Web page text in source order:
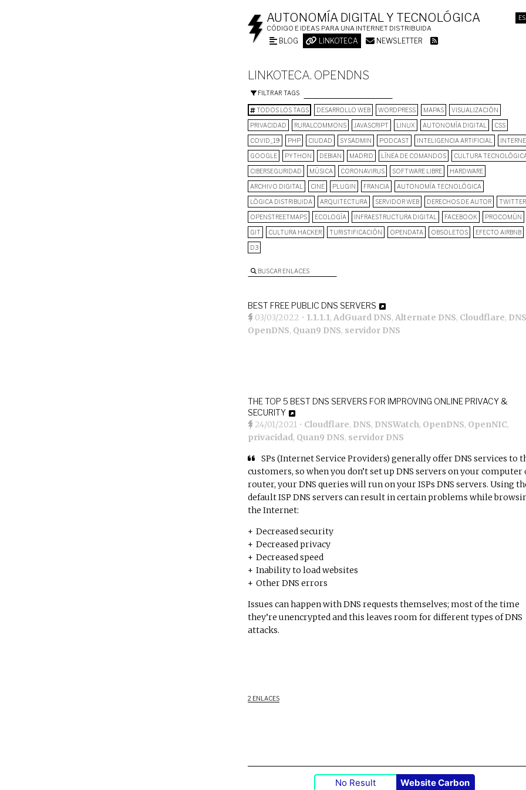
ES
AUTONOMÍA DIGITAL Y TECNOLÓGICA
CÓDIGO E IDEAS PARA UNA INTERNET DISTRIBUIDA
BLOG LINKOTECA NEWSLETTER
LINKOTECA. OPENDNS
FILTRAR TAGS
TODOS LOS TAGS DESARROLLO WEB WORDPRESS MAPAS VISUALIZACIÓN
PRIVACIDAD RURALCOMMONS JAVASCRIPT LINUX AUTONOMÍA DIGITAL CSS
COVID_19 PHP CIUDAD SYSADMIN PODCAST INTELIGENCIA ARTIFICIAL
GOOGLE PYTHON DEBIAN MADRID LÍNEA DE COMANDOS CULTURA
CIBERSEGURIDAD MÚSICA CORONAVIRUS SOFTWARE LIBRE HARDWARE
ARCHIVO DIGITAL CINE PLUGIN FRANCIA AUTONOMÍA TECNOLÓGICA
LÓGICA DISTRIBUIDA ARQUITECTURA SERVIDOR WEB DERECHOS DE AUTOR TWITTER
OPENSTREETMAPS ECOLOGÍA INFRAESTRUCTURA DIGITAL FACEBOOK PROCOMÚN
GIT CULTURA HACKER TURISTIFICACIÓN OPENDATA OBSOLETOS EFECTO AIRBNB
D3
BUSCAR ENLACES
BEST FREE PUBLIC DNS SERVERS
03/03/2022 • 1.1.1.1, AdGuard DNS, Alternate DNS, Cloudflare, DNS
OpenDNS, Quan9 DNS, servidor DNS
THE TOP 5 BEST DNS SERVERS FOR IMPROVING ONLINE PRIVACY &
SECURITY
24/01/2021 • Cloudflare, DNS, DNSWatch, OpenDNS, OpenNIC,
privacidad, Quan9 DNS, servidor DNS
SPs (Internet Service Providers) generally offer DNS services to
customers, so when you don’t set up DNS servers on your computer
router, your DNS queries will run on your ISPs DNS servers. Using
default ISP DNS servers can result in certain problems while
the Internet:
Decreased security
Decreased privacy
Decreased speed
Inability to load websites
OtherDNS errors
Issues can happen with DNS requests themselves; most of the time
they’re unencrypted and this leaves room fordifferent types of DNS
attacks.
2 ENLACES
No Result Website Carbon